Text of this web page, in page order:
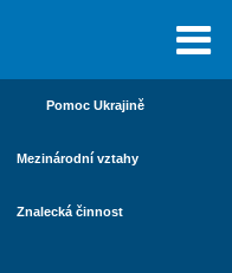
Pomoc Ukrajině
Mezinárodní vztahy
Znalecká činnost